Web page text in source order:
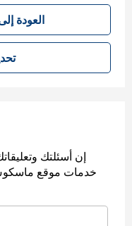
العودة
تحديث الصفحة
إن أسئلتك
خدمات موقع ماسكوس.